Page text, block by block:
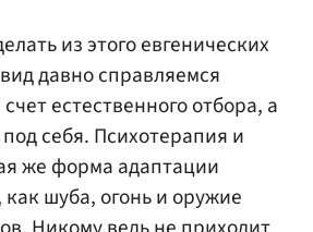
из этого евгенических
давно справляемся
естественного отбора, а
себя. Психотерапия и
же форма адаптации
шуба, огонь и оружие